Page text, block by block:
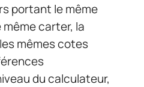
portant le même
carter, la
mêmes cotes
du calculateur,